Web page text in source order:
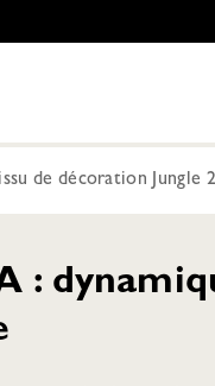
de décoration Jungle
: